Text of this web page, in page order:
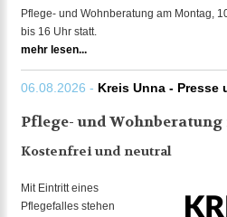
Pflege- und Wohnberatung am Montag,
bis 16 Uhr statt.
mehr lesen...
06.08.2026 - Kreis Unna - Presse
Pflege- und
Kostenfrei und neutral
Mit Eintritt eines
Pflegefalles stehen